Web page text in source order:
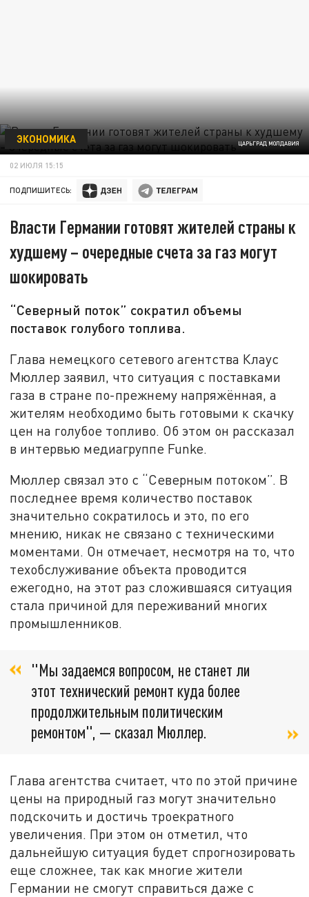
ЦАРЬГРАД МОЛДАВИЯ
ЭКОНОМИКА
02 ИЮЛЯ 15:15
ПОДПИШИТЕСЬ:
Власти Германии готовят жителей страны к
худшему – очередные счета за газ могут
шокировать
“Северный поток” сократил объемы
поставок голубого топлива.
Глава немецкого сетевого агентства Клаус
Мюллер заявил, что ситуация с поставками
газа в стране по-прежнему напряжённая, а
жителям необходимо быть готовыми к скачку
цен на голубое топливо. Об этом он рассказал
в интервью медиагруппе Funke.
Мюллер связал это с “Северным потоком”. В
последнее время количество поставок
значительно сократилось и это, по его
мнению, никак не связано с техническими
моментами. Он отмечает, несмотря на то, что
техобслуживание объекта проводится
ежегодно, на этот раз сложившаяся ситуация
стала причиной для переживаний многих
промышленников.
"Мы задаемся вопросом, не станет ли
этот технический ремонт куда более
продолжительным политическим
ремонтом", — сказал Мюллер.
Глава агентства считает, что по этой причине
цены на природный газ могут значительно
подскочить и достичь троекратного
увеличения. При этом он отметил, что
дальнейшую ситуация будет спрогнозировать
еще сложнее, так как многие жители
Германии не смогут справиться даже с